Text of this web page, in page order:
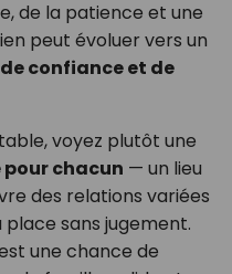
de la patience et une
peut évoluer vers un
confiance et de
voyez plutôt une
chacun — un lieu
des relations variées
sans jugement.
une chance de